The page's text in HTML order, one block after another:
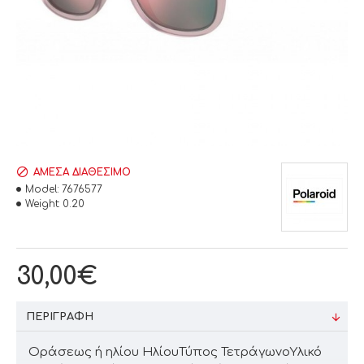
30,00€
ΆΜΕΣΑ ΔΙΑΘΈΣΙΜΟ
Model: 7676577
Weight: 0.20
ΠΕΡΙΓΡΑΦΉ
Οράσεως ή ηλίου ΗλίουΤύπος ΤετράγωνοΥλικό